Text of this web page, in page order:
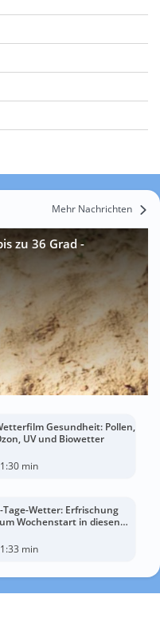
Mehr Nachrichten
zu 36 Grad -
Gesundheit: Pollen,
UV und Biowetter
min
Tage-Wetter: Erfrischung
Wochenstart in diesen
min